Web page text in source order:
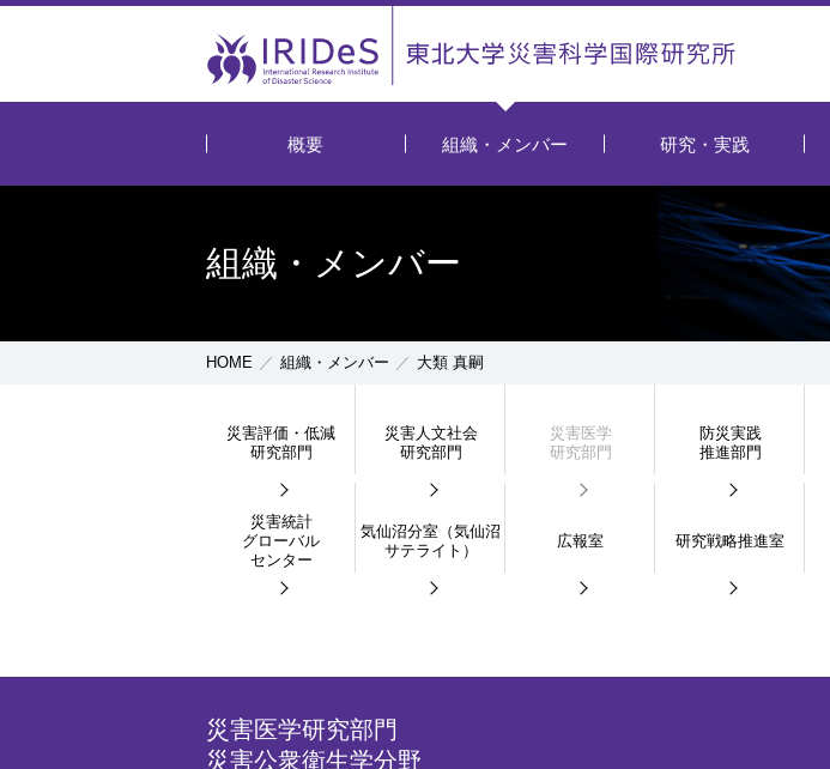
概要 組織・メンバー 研究・実践
組織・メンバー
HOME 組織・メンバー 大類 真嗣
災害評価・低減
研究部門
災害人文社会
研究部門
災害医学
研究部門
防災実践
推進部門
災害統計
グローバル
センター
気仙沼分室（気仙沼
サテライト）
広報室 研究戦略推進室
災害医学研究部門
災害公衆衛生学分野